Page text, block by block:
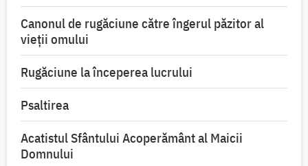
Canonul de rugăciune către îngerul păzitor al
vieții omului
Rugăciune la începerea lucrului
Psaltirea
Acatistul Sfântului Acoperământ al Maicii
Domnului